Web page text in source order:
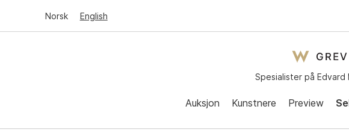
Norsk English
Spesialister på
Auksjon Kunstnere Preview